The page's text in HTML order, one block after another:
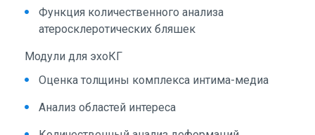
Функция количественного анализа
атеросклеротических бляшек
Модули для эхоКГ
Оценка толщины комплекса интима-медиа
Анализ областей интереса